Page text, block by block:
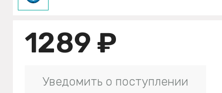
1289 ₽
Уведомить о поступлении